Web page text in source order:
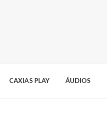
CAXIAS PLAY ÁUDIOS